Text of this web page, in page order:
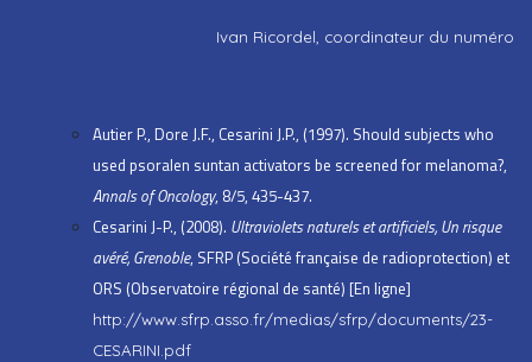
Ivan Ricordel, coordinateur du numéro
Autier P., Dore J.F., Cesarini J.P., (1997). Should subjects who
used psoralen suntan activators be screened for melanoma?,
Annals of Oncology, 8/5, 435-437.
Cesarini J-P., (2008). Ultraviolets naturels et artificiels, Un risque
avéré, Grenoble, SFRP (Société française de radioprotection) et
ORS (Observatoire régional de santé) [En ligne]
http://www.sfrp.asso.fr/medias/sfrp/documents/23-
CESARINI.pdf